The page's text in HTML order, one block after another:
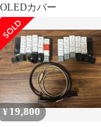
OLEDカバー
¥19,800